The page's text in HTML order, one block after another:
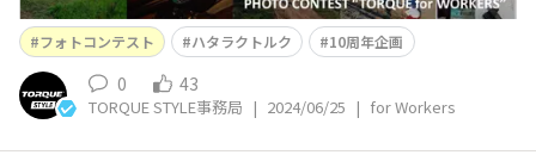
フォトコンテスト ハタラクトルク 10周年企画
0 43
TORQUE STYLE事務局 | 2024/06/25 | for Workers